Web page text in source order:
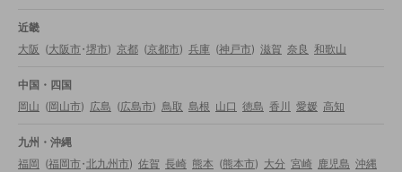
近畿
大阪 (大阪市・堺市) 京都 (京都市) 兵庫 (神戸市) 滋賀 奈良 和歌山
中国・四国
岡山 (岡山市) 広島 (広島市) 鳥取 島根 山口 徳島 香川 愛媛 高知
九州・沖縄
福岡 (福岡市・北九州市) 佐賀 長崎 熊本 (熊本市) 大分 宮崎 鹿児島 沖縄